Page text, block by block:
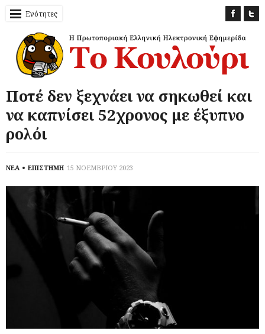
Ενότητες
Ποτέ δεν ξεχνάει να σηκωθεί και
να καπνίσει 52χρονος με έξυπνο
ρολόι
ΝΕΑ ΕΠΙΣΤΗΜΗ 15 ΝΟΕΜΒΡΙΟΥ 2023